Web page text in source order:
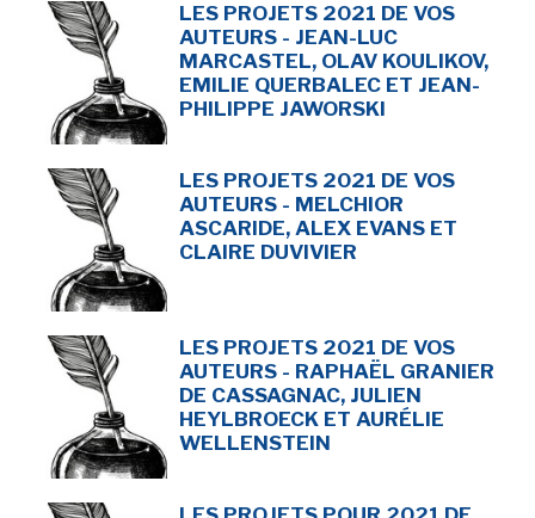
LES PROJETS 2021 DE VOS
AUTEURS - JEAN-LUC
MARCASTEL, OLAV KOULIKOV,
EMILIE QUERBALEC ET JEAN-
PHILIPPE JAWORSKI
LES PROJETS 2021 DE VOS
AUTEURS - MELCHIOR
ASCARIDE, ALEX EVANS ET
CLAIRE DUVIVIER
LES PROJETS 2021 DE VOS
AUTEURS - RAPHAËL GRANIER
DE CASSAGNAC, JULIEN
HEYLBROECK ET AURÉLIE
WELLENSTEIN